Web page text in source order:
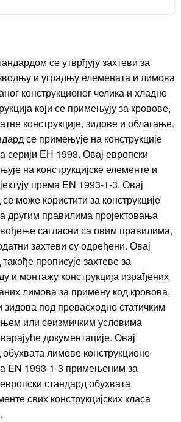
се утврђују захтеви за
и уградњу елемената и лимова
конструкционог челика и хладно
који се примењују за кровове,
конструкције, зидове и облагање.
се примењује на конструкције
серији ЕН 1993. Овај европски
на конструкцијске елементе и
према EN 1993-1-3. Овај
може користити за конструкције
другим правилима пројектовања
сагласни са овим правилима,
захтеви су одређени. Овај
прописује захтеве за
и монтажу конструкција израђених
лимова за примену код кровова,
под превасходно статичким
или сеизмичким условима
документације. Овај
лимове конструкционе
EN 1993-1-3 примењеним за
стандард обухвата
свих конструкцијских класа